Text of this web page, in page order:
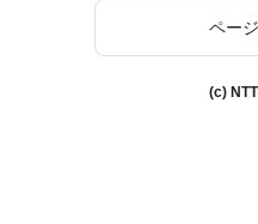
ペー
(c)